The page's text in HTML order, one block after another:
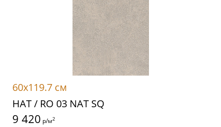
60x119.7 см
НАТ / RO 03 NAT SQ
9 420 р/м2